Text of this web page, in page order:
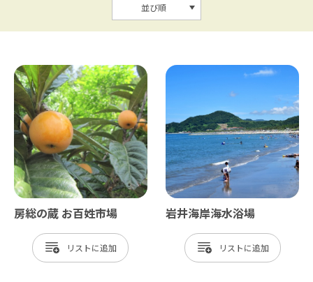
並び順
房総の蔵 お百姓市場
リスト
岩井海岸海水浴場
リスト